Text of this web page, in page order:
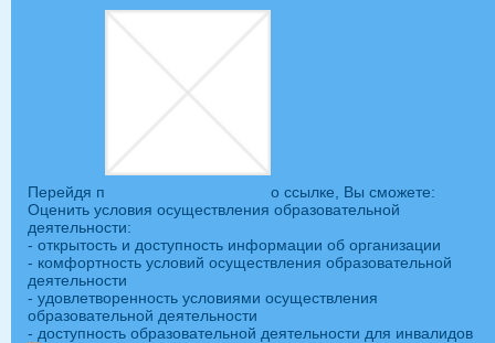
Перейдя п
о ссылке, Вы сможете:
Оценить условия осуществления образовательной
деятельности:
- открытость и доступность информации об организации
- комфортность условий осуществления образовательной
деятельности
- удовлетворенность условиями осуществления
образовательной деятельности
- доступность образовательной деятельности для инвалидов